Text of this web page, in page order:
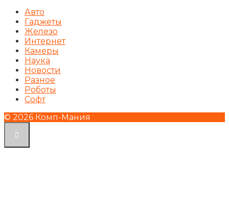
Авто
Гаджеты
Железо
Интернет
Камеры
Наука
Новости
Разное
Роботы
Софт
© 2026 Комп-Мания